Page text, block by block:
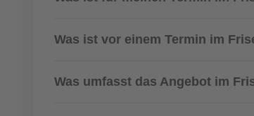
Was ist vor einem Termin im
Was umfasst das Angebot im